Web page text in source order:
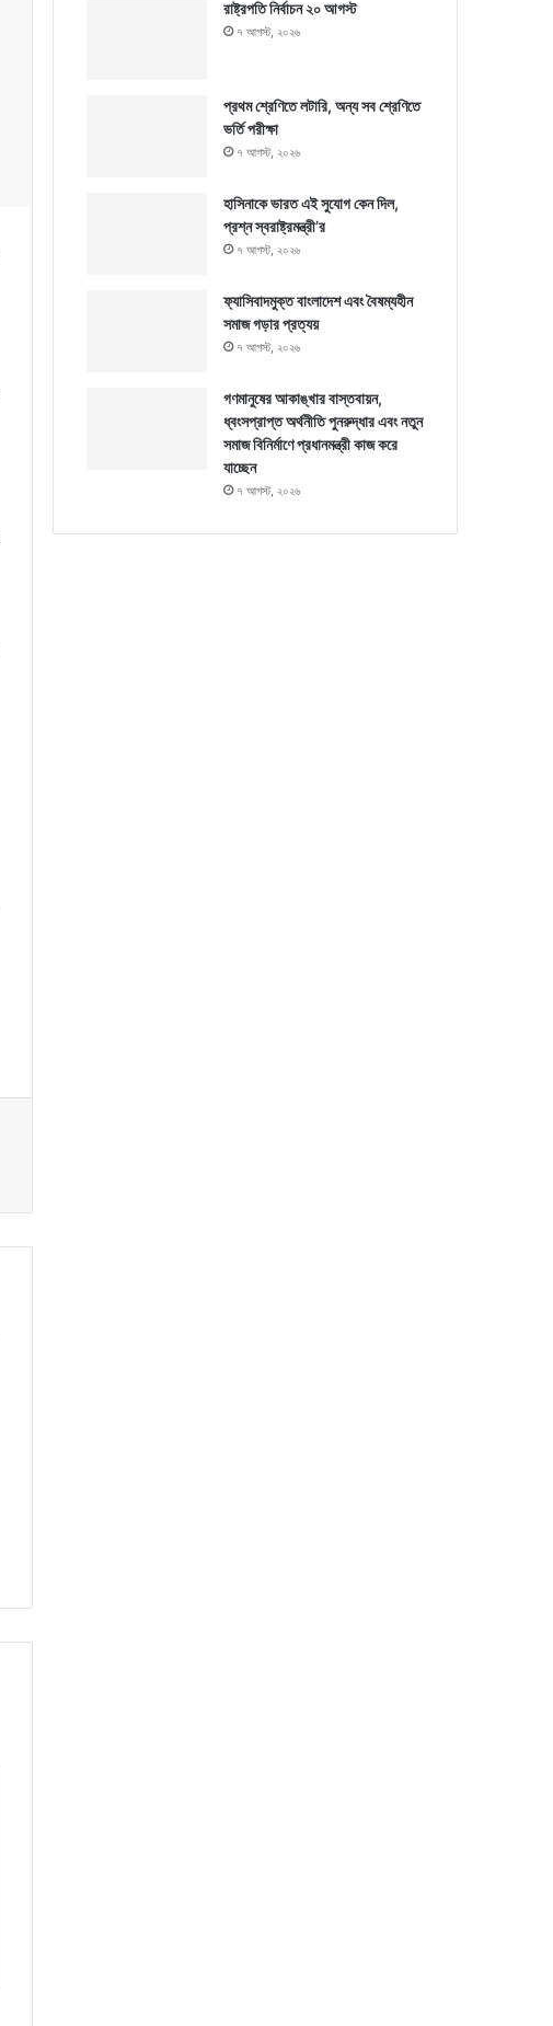
রাষ্ট্রপতি নির্বাচন ২০ আগস্ট
৭ আগস্ট, ২০২৬
প্রথম শ্রেণিতে লটারি, অন্য সব শ্রেণিতে
ভর্তি পরীক্ষা
৭ আগস্ট, ২০২৬
হাসিনাকে ভারত এই সুযোগ কেন দিল,
প্রশ্ন স্বরাষ্ট্রমন্ত্রী’র
৭ আগস্ট, ২০২৬
ফ্যাসিবাদমুক্ত বাংলাদেশ এবং বৈষম্যহীন
সমাজ গড়ার প্রত্যয়
৭ আগস্ট, ২০২৬
গণমানুষের আকাঙ্খার বাস্তবায়ন,
ধ্বংসপ্রাপ্ত অর্থনীতি পুনরুদ্ধার এবং নতুন
সমাজ বিনির্মাণে প্রধানমন্ত্রী কাজ করে
যাচ্ছেন
৭ আগস্ট, ২০২৬